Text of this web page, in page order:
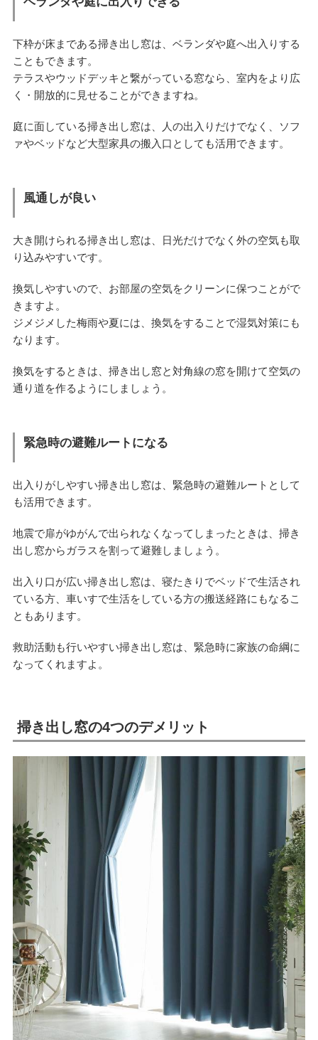
下枠が床まである掃き出し窓は、ベランダや庭へ出入りする
こともできます。
テラスやウッドデッキと繋がっている窓なら、室内をより広
く・開放的に見せることができますね。
庭に面している掃き出し窓は、人の出入りだけでなく、ソフ
ァやベッドなど大型家具の搬入口としても活用できます。
風通しが良い
大き開けられる掃き出し窓は、日光だけでなく外の空気も取
り込みやすいです。
換気しやすいので、お部屋の空気をクリーンに保つことがで
きますよ。
ジメジメした梅雨や夏には、換気をすることで湿気対策にも
なります。
換気をするときは、掃き出し窓と対角線の窓を開けて空気の
通り道を作るようにしましょう。
緊急時の避難ルートになる
出入りがしやすい掃き出し窓は、緊急時の避難ルートとして
も活用できます。
地震で扉がゆがんで出られなくなってしまったときは、掃き
出し窓からガラスを割って避難しましょう。
出入り口が広い掃き出し窓は、寝たきりでベッドで生活され
ている方、車いすで生活をしている方の搬送経路にもなるこ
ともあります。
救助活動も行いやすい掃き出し窓は、緊急時に家族の命綱に
なってくれますよ。
掃き出し窓の4つのデメリット